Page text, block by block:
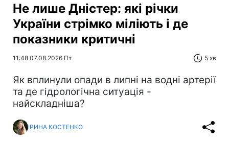
Не лише Дністер: які річки
України стрімко міліють і де
показники критичні
11:48 07.08.2026 Пт 5 хв
Як вплинули опади в липні на водні артерії
та де гідрологічна ситуація -
найскладніша?
ІРИНА КОСТЕНКО